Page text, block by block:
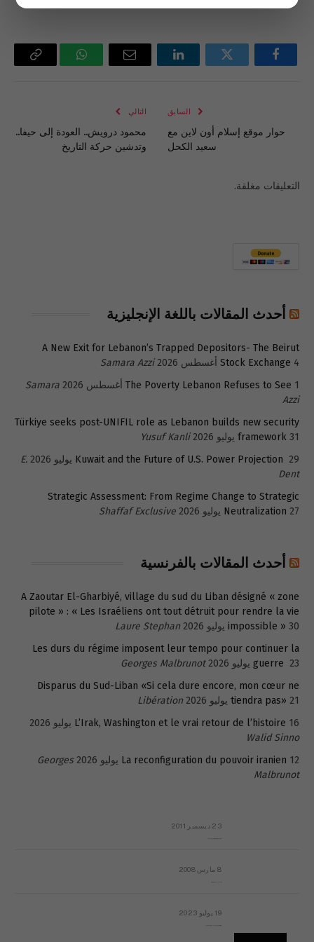
فيسبوك تويتر لينكدإن
البريد
واتساب Copy
السابق
حوار موقع إسلام أون لاين مع
سعيد الكحل
التالي
محمود درويش.. العودة إلى حيفا..
وتدشين حركة التاريخ
التعليقات مغلقة.
أحدث المقالات باللغة الإنجليزية
A New Exit for Lebanon’s Trapped Depositors- The Beirut
Stock Exchange 4 أغسطس 2026
Samara Azzi
The Poverty Lebanon Refuses to See 1 أغسطس 2026
Samara
Azzi
Türkiye seeks post-UNIFIL role as Lebanon builds new security
framework 31 يوليو 2026
Yusuf Kanli
Kuwait and the Future of U.S. Power Projection 29 يوليو 2026
E.
Dent
Strategic Assessment: From Regime Change to Strategic
Neutralization 27 يوليو 2026 Shaffaf Exclusive
أحدث المقالات بالفرنسية
A Zaoutar El-Gharbiyé, village du sud du Liban désigné « zone
pilote » : « Les Israéliens ont tout détruit pour rendre la vie
impossible » 30 يوليو 2026
Laure Stephan
Les durs du régime imposent leur tempo pour continuer la
guerre 23 يوليو 2026
Georges Malbrunot
Disparus du Sud-Liban «Si cela dure encore, mon cœur ne
tiendra pas» 21 يوليو 2026
Libération
L’Irak, Washington et le vrai retour de l’histoire 16 يوليو 2026
Walid Sinno
La reconfiguration du pouvoir iranien 12 يوليو 2026
Georges
Malbrunot
23 ديسمبر 2011
8 مارس 2008
19 يوليو 2023